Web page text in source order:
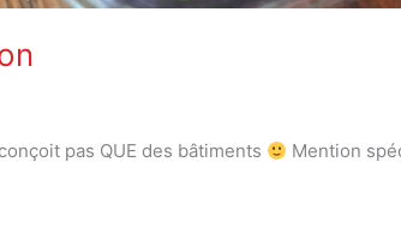
pas QUE des bâtiments Mention